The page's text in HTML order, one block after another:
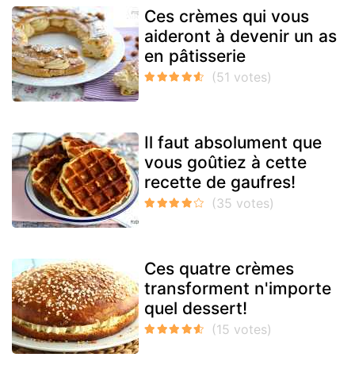
Ces crèmes qui vous
aideront à devenir un as
en pâtisserie
Il faut absolument que
vous goûtiez à cette
recette de gaufres!
Ces quatre crèmes
transforment n'importe
quel dessert!